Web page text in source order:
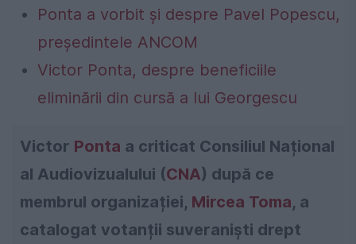
Ponta a vorbit și despre Pavel Popescu,
președintele ANCOM
Victor Ponta, despre beneficiile
eliminării din cursă a lui Georgescu
Victor Ponta a criticat Consiliul Național
al Audiovizualului (CNA) după ce
membrul organizației, Mircea Toma, a
catalogat votanții suveraniști drept